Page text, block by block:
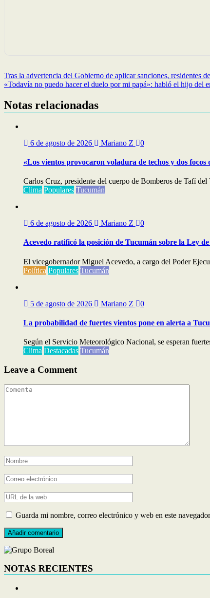
Navegación
de
entradas
Tras la advertencia del Gobierno de aplicar sanciones, residentes
«Todavía no puedo hacer el duelo por mi papá»: habló el hijo del
Notas relacionadas
6 de agosto de 2026 Mariano Z 0
«Los vientos provocaron voladura de techos y dos focos
Carlos Cruz, presidente del cuerpo de Bomberos de Tafí
Clima Populares Tucumán
6 de agosto de 2026 Mariano Z 0
Acevedo ratificó la posición de Tucumán sobre la Ley
El vicegobernador Miguel Acevedo, a cargo del Poder
Política Populares Tucumán
5 de agosto de 2026 Mariano Z 0
La probabilidad de fuertes vientos pone en alerta a
Según el Servicio Meteorológico Nacional, se esperan
Clima Destacadas Tucumán
Leave a Comment
Guarda mi nombre, correo electrónico y web en este
NOTAS RECIENTES